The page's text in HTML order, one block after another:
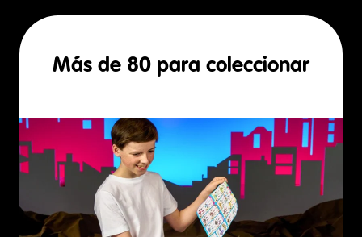
Más de 80 para coleccionar